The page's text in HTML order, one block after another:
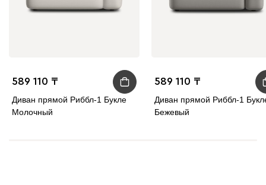
589 110
Диван прямой Риббл-1 Букле
Молочный
589 110
Диван прямой Риббл-1
Бежевый